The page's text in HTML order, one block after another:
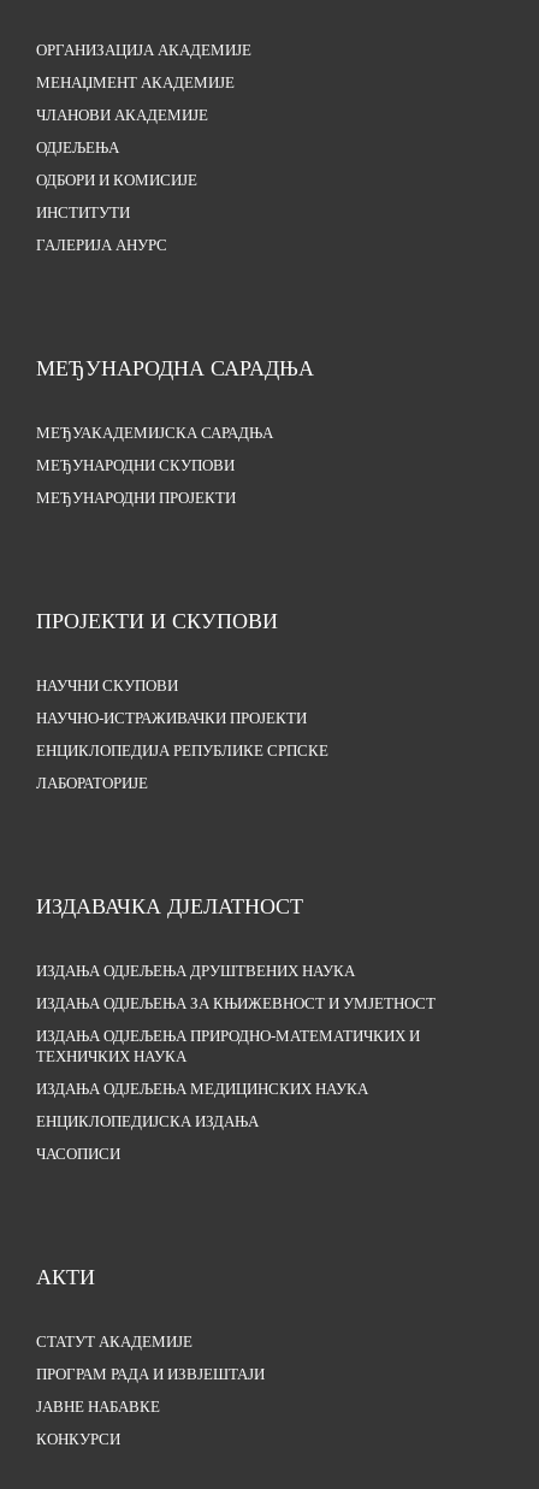
ОРГАНИЗАЦИЈА АКАДЕМИЈЕ
МЕНАЏМЕНТ АКАДЕМИЈЕ
ЧЛАНОВИ АКАДЕМИЈЕ
ОДЈЕЉЕЊА
ОДБОРИ И КОМИСИЈЕ
ИНСТИТУТИ
ГАЛЕРИЈА АНУРС
МЕЂУНАРОДНА САРАДЊА
МЕЂУАКАДЕМИЈСКА САРАДЊА
МЕЂУНАРОДНИ СКУПОВИ
МЕЂУНАРОДНИ ПРОЈЕКТИ
ПРОЈЕКТИ И СКУПОВИ
НАУЧНИ СКУПОВИ
НАУЧНО-ИСТРАЖИВАЧКИ ПРОЈЕКТИ
ЕНЦИКЛОПЕДИЈА РЕПУБЛИКЕ СРПСКЕ
ЛАБОРАТОРИЈЕ
ИЗДАВАЧКА ДЈЕЛАТНОСТ
ИЗДАЊА ОДЈЕЉЕЊА ДРУШТВЕНИХ НАУКА
ИЗДАЊА ОДЈЕЉЕЊА ЗА КЊИЖЕВНОСТ И УМЈЕТНОСТ
ИЗДАЊА ОДЈЕЉЕЊА ПРИРОДНО-МАТЕМАТИЧКИХ И
ТЕХНИЧКИХ НАУКА
ИЗДАЊА ОДЈЕЉЕЊА МЕДИЦИНСКИХ НАУКА
ЕНЦИКЛОПЕДИЈСКА ИЗДАЊА
ЧАСОПИСИ
АКТИ
СТАТУТ АКАДЕМИЈЕ
ПРОГРАМ РАДА И ИЗВЈЕШТАЈИ
ЈАВНЕ НАБАВКЕ
КОНКУРСИ